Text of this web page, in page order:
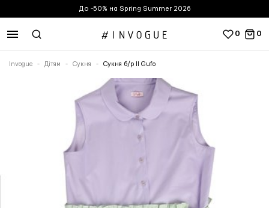
До -50% на Spring Summer 2026
0 0
Invogue Дітям Сукня Сукня б/р Il Gufo